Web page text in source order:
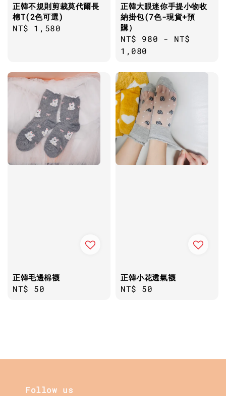
正韓不規則剪裁莫代爾長
棉T(2色可選)
Regular
NT$ 1,580
正韓大眼迷你手提小物收
納掛包(7色-現貨+預
購）
Regular
price
NT$ 980 - NT$
1,080
正韓毛邊棉襪
Regular
NT$ 50
正韓小花透氣襪
Regular
NT$ 50
Follow us